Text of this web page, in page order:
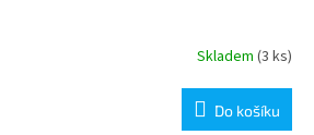
Skladem (3 ks)
Do košíku